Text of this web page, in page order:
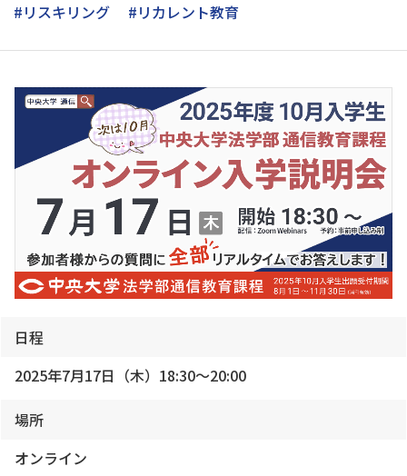
#リスキリング
#リカレント教育
日程
2025年7月17日（木）18:30～20:00
場所
オンライン